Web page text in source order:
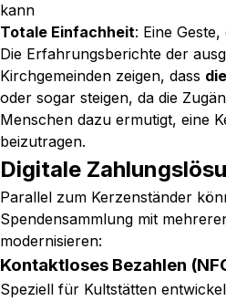
kann
Totale Einfachheit: Eine
Die Erfahrungsberichte der
Kirchgemeinden zeigen, dass
oder sogar steigen, da die
Menschen dazu ermutigt, eine
beizutragen.
Digitale
Parallel zum Kerzenständer
Spendensammlung mit
modernisieren:
Kontaktloses Bezahlen
Speziell für Kultstätten